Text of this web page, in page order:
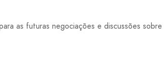
as futuras negociações e discussões sobre